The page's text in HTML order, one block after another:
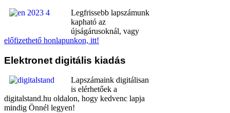
Legfrissebb lapszámunk
kapható az
újságárusoknál, vagy
előfizethető honlapunkon, itt!
Elektronet digitális kiadás
Lapszámaink digitálisan
is elérhetőek a
digitalstand.hu oldalon, hogy kedvenc lapja
mindig Önnél legyen!